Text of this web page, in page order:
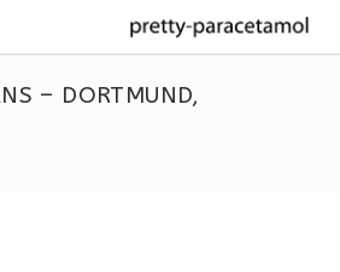
– DORTMUND,